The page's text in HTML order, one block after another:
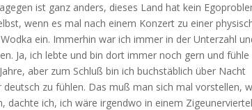
ist ganz anders, dieses Land hat kein
wenn es mal nach einem Konzert zu einer
ein. Immerhin war ich immer in der Unterzahl
Ja, ich lebte und bin dort immer noch gern und fühle
aber zum Schluß bin ich buchstäblich über Nacht
zu fühlen. Das muß man sich mal vorstellen,
dachte ich, ich wäre irgendwo in einem Zigeunerviertel